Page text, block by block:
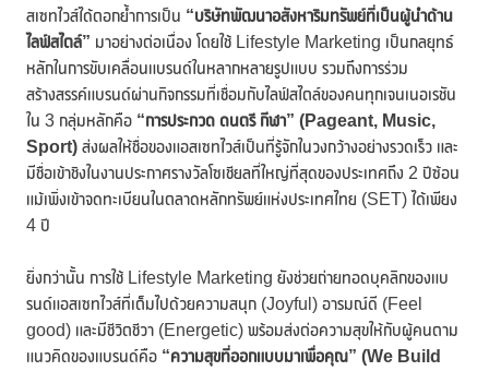
สเซทไวส์ได้ตอกย้ำการเป็น “บริษัทพัฒนาอสังหาริมทรัพย์ที่เป็นผู้นำด้าน
ไลฟ์สไตล์” มาอย่างต่อเนื่อง โดยใช้ Lifestyle Marketing เป็นกลยุทธ์
หลักในการขับเคลื่อนแบรนด์ในหลากหลายรูปแบบ รวมถึงการร่วม
สร้างสรรค์แบรนด์ผ่านกิจกรรมที่เชื่อมกับไลฟ์สไตล์ของคนทุกเจนเนอเรชัน
ใน 3 กลุ่มหลักคือ “การประกวด ดนตรี กีฬา” (Pageant, Music,
Sport) ส่งผลให้ชื่อของแอสเซทไวส์เป็นที่รู้จักในวงกว้างอย่างรวดเร็ว และ
มีชื่อเข้าชิงในงานประกาศรางวัลโซเชียลที่ใหญ่ที่สุดของประเทศถึง 2 ปีซ้อน
แม้เพิ่งเข้าจดทะเบียนในตลาดหลักทรัพย์แห่งประเทศไทย (SET) ได้เพียง
4 ปี
ยิ่งกว่านั้น การใช้ Lifestyle Marketing ยังช่วยถ่ายทอดบุคลิกของแบ
รนด์แอสเซทไวส์ที่เต็มไปด้วยความสนุก (Joyful) อารมณ์ดี (Feel
good) และมีชีวิตชีวา (Energetic) พร้อมส่งต่อความสุขให้กับผู้คนตาม
แนวคิดของแบรนด์คือ “ความสุขที่ออกแบบมาเพื่อคุณ” (We Build